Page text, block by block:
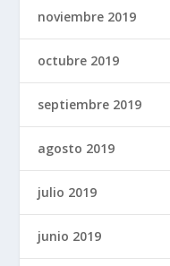
noviembre 2019
octubre 2019
septiembre 2019
agosto 2019
julio 2019
junio 2019